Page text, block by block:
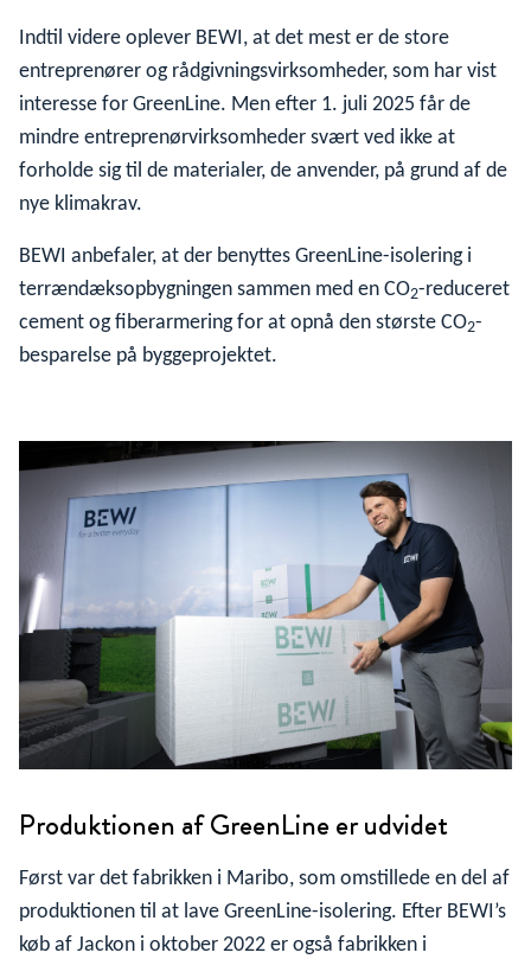
Indtil videre oplever BEWI, at det mest er de store
entreprenører og rådgivningsvirksomheder, som har vist
interesse for GreenLine. Men efter 1. juli 2025 får de
mindre entreprenørvirksomheder svært ved ikke at
forholde sig til de materialer, de anvender, på grund af de
nye klimakrav.
BEWI anbefaler, at der benyttes GreenLine-isolering i
terrændæksopbygningen sammen med en CO2-reduceret
cement og fiberarmering for at opnå den største CO2-
besparelse på byggeprojektet.
Produktionen af GreenLine er udvidet
Først var det fabrikken i Maribo, som omstillede en del af
produktionen til at lave GreenLine-isolering. Efter BEWI’s
køb af Jackon i oktober 2022 er også fabrikken i